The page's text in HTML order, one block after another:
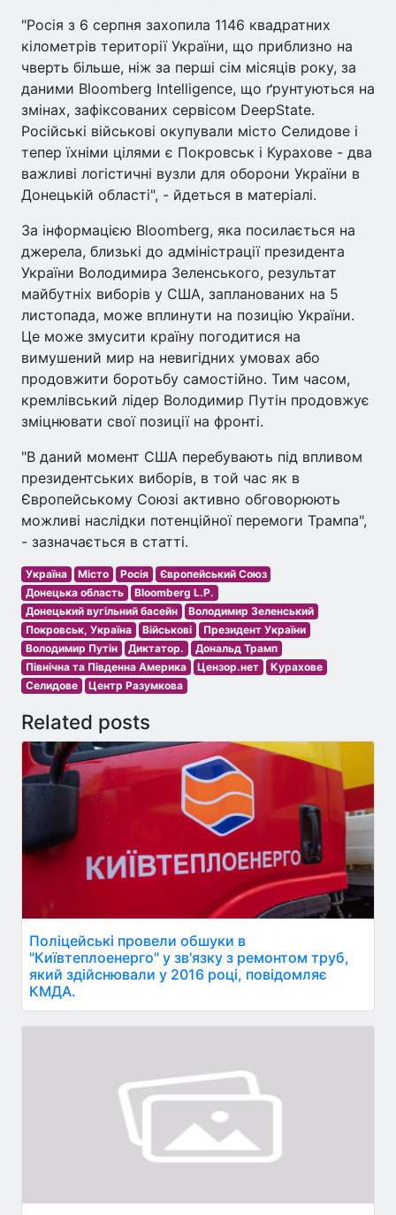
"Росія з 6 серпня захопила 1146 квадратних
кілометрів території України, що приблизно на
чверть більше, ніж за перші сім місяців року, за
даними Bloomberg Intelligence, що ґрунтуються на
змінах, зафіксованих сервісом DeepState.
Російські військові окупували місто Селидове і
тепер їхніми цілями є Покровськ і Курахове - два
важливі логістичні вузли для оборони України в
Донецькій області", - йдеться в матеріалі.
За інформацією Bloomberg, яка посилається на
джерела, близькі до адміністрації президента
України Володимира Зеленського, результат
майбутніх виборів у США, запланованих на 5
листопада, може вплинути на позицію України.
Це може змусити країну погодитися на
вимушений мир на невигідних умовах або
продовжити боротьбу самостійно. Тим часом,
кремлівський лідер Володимир Путін продовжує
зміцнювати свої позиції на фронті.
"В даний момент США перебувають під впливом
президентських виборів, в той час як в
Європейському Союзі активно обговорюють
можливі наслідки потенційної перемоги Трампа",
- зазначається в статті.
Україна Місто Росія
Європейський Союз
Донецька область
Bloomberg L.P.
Донецький вугільний басейн
Володимир Зеленський
Покровськ, Україна
Військові
Президент України
Володимир Путін
Диктатор.
Дональд Трамп
Північна та Південна Америка
Цензор.нет
Курахове
Селидове
Центр Разумкова
Related posts
Поліцейські провели обшуки в
"Київтеплоенерго" у зв'язку з ремонтом труб,
який здійснювали у 2016 році, повідомляє
КМДА.